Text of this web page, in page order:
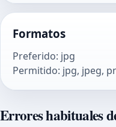
Formatos
Preferido: jpg
Permitido: jpg, jpeg,
Errores habituales